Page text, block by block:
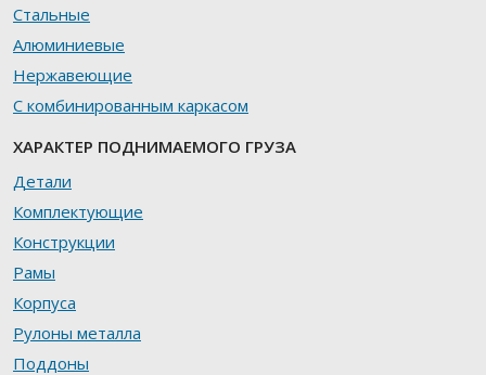
Стальные
Алюминиевые
Нержавеющие
С комбинированным каркасом
ХАРАКТЕР ПОДНИМАЕМОГО ГРУЗА
Детали
Комплектующие
Конструкции
Рамы
Корпуса
Рулоны металла
Поддоны